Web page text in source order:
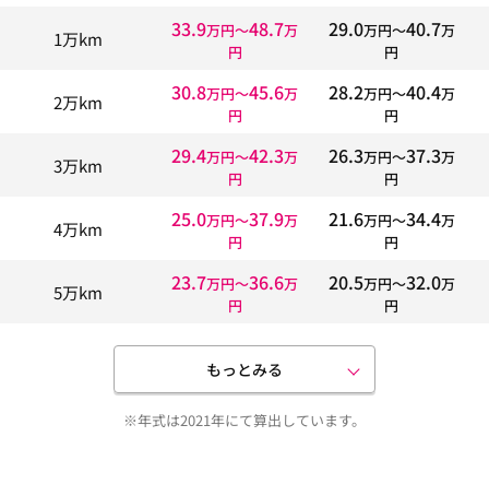
1万km 33.9万円〜48.7万
円
29.0万円〜40.7万
円
2万km 30.8万円〜45.6万
円
28.2万円〜40.4万
円
3万km 29.4万円〜42.3万
円
26.3万円〜37.3万
円
4万km 25.0万円〜37.9万
円
21.6万円〜34.4万
円
5万km 23.7万円〜36.6万
円
20.5万円〜32.0万
円
もっとみる
※年式は2021年にて算出しています。